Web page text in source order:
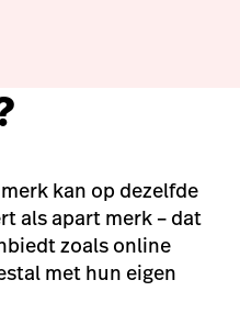
kan op dezelfde
als apart merk – dat
zoals online
met hun eigen